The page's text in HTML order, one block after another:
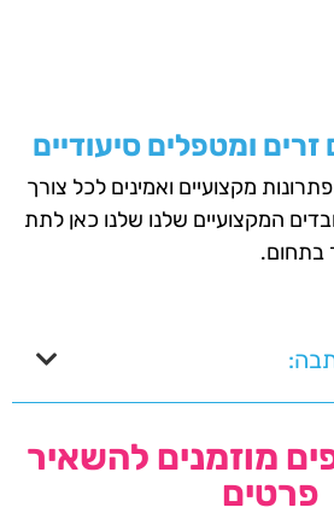
ומטפלים סיעודיים
מקצועיים ואמינים לכל צורך
המקצועיים שלנו שלנו כאן לתת
בתחום.
מוזמנים להשאיר
פרטים